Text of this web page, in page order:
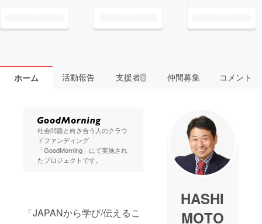
ホーム 活動報告 支援者8 仲間募集 コメント
社会問題と向き合う人のクラウ
ドファンディング
「GoodMorning」にて実施され
たプロジェクトです。
「JAPANから学び/伝えるこ
HASHI
MOTO